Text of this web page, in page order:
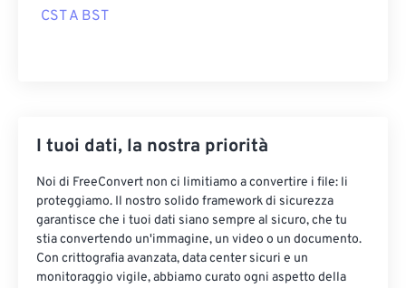
CST A BST
I tuoi dati, la nostra priorità
Noi di FreeConvert non ci limitiamo a convertire i file: li
proteggiamo. Il nostro solido framework di sicurezza
garantisce che i tuoi dati siano sempre al sicuro, che tu
stia convertendo un'immagine, un video o un documento.
Con crittografia avanzata, data center sicuri e un
monitoraggio vigile, abbiamo curato ogni aspetto della